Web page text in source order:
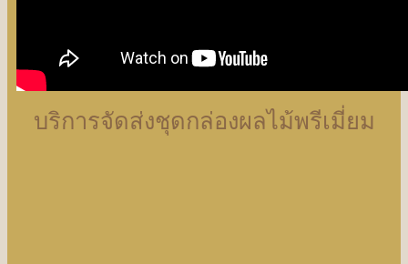
บริการจัดส่งชุดกล่องผลไม้พรีเมี่ยม